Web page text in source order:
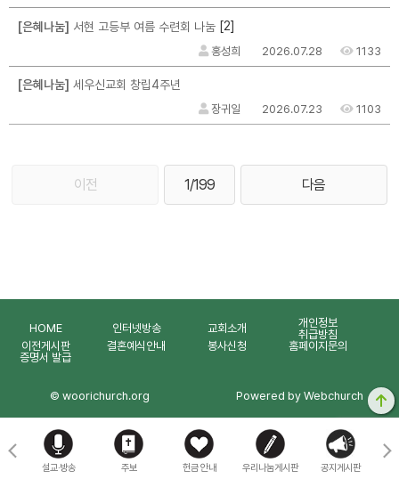
[은혜나눔] 서현 고등부 여름 수련회 나눔 [2]
홍성희 2026.07.28 1133
[은혜나눔] 세우신교회 창립4주년
장귀일 2026.07.23 1103
이전 1/199 다음
HOME 인터넷방송 교회소개
개인정보
취급방침
이전게시판
결혼예식안내 봉사신청
홈페이지문의
증명서 발급
© woorichurch.org Powered by Webchurch
설교·방송 주보 헌금 안내 우리나눔게시판 공지게시판